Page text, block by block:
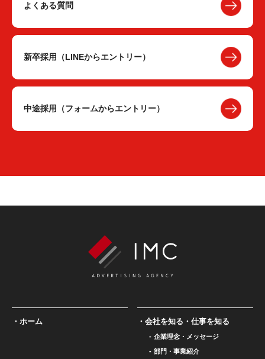
よくある質問
新卒採用（LINEからエントリー）
中途採用（フォームからエントリー）
ホーム 会社を知る・仕事を知る
企業理念・メッセージ
部門・事業紹介